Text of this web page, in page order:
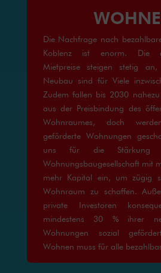
Die Nachfrage nach
Koblenz ist enorm. Die
Mietpreise steigen stetig
Neubau sind für Viele
Zudem fallen bis 2030
aus der Preisbindung des
Wohnraumes, doch
geförderte Wohnungen
uns für die Stärkung
Wohnungsbaugesellschaft mit
mehr Kapital ein, um zügig
Wohnraum zu schaffen.
private Investoren
mindestens 30 % ihrer
Wohnungen sozial
Wohnen muss für alle